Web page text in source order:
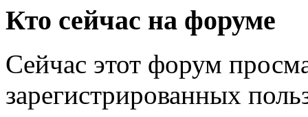
Кто сейчас на форуме
Сейчас этот форум
зарегистрированных